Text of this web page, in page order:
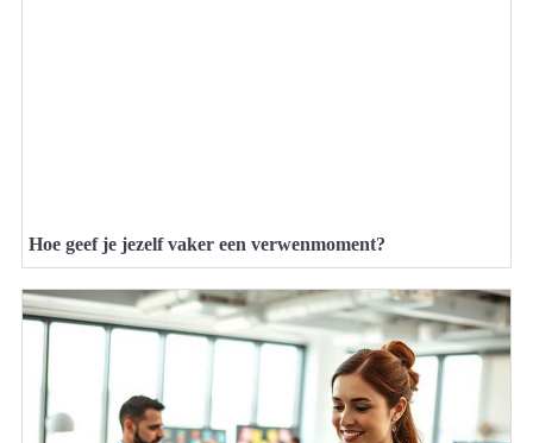
Hoe geef je jezelf vaker een verwenmoment?